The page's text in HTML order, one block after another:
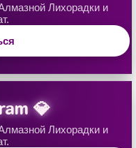
Лихорадки и
💎
Лихорадки и